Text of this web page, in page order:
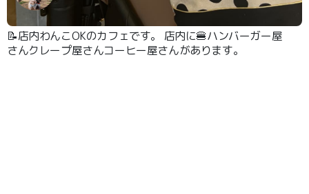
📝店内わんこOKのカフェです。 店内に🍔ハンバーガー屋
さんクレープ屋さんコーヒー屋さんがあります。